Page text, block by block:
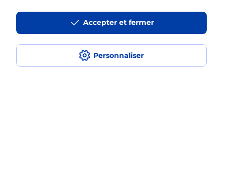
Personnaliser
Accepter et fermer
Acheter un iPhone neuf ou reconditionné